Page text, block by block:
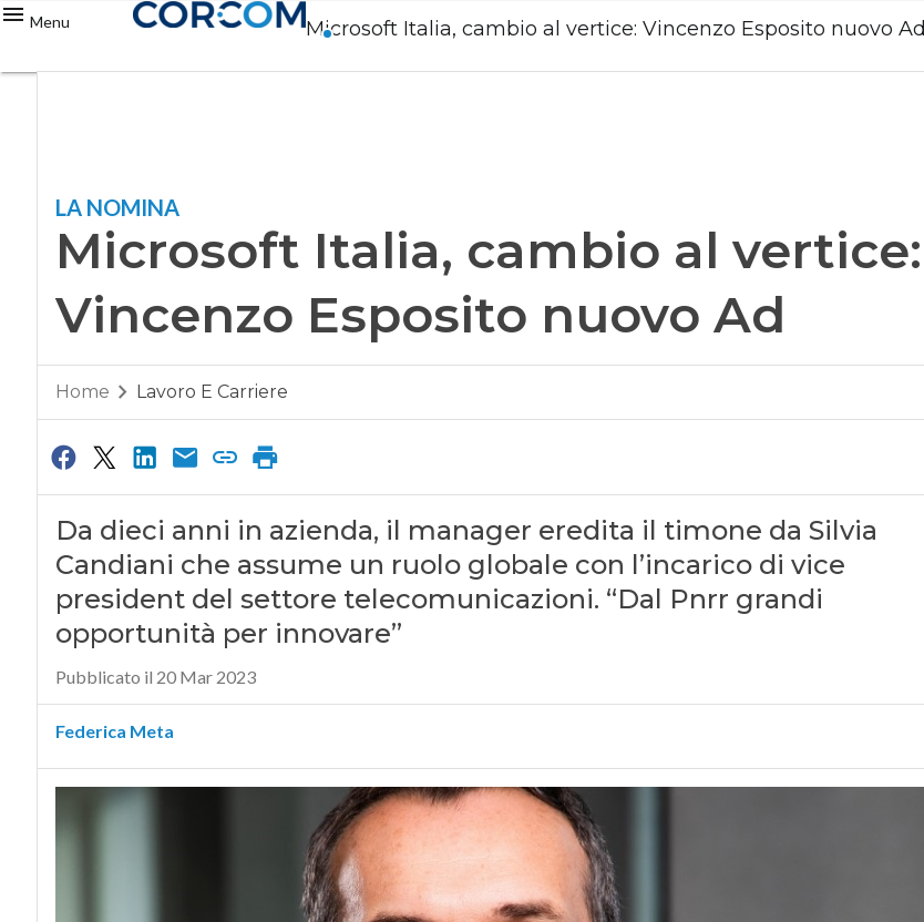
Menu Microsoft Italia, cambio al vertice: Vincenzo Esposito nuovo Ad
LA NOMINA
Microsoft Italia, cambio al vertice:
Vincenzo Esposito nuovo Ad
Home Lavoro E Carriere
Da dieci anni in azienda, il manager eredita il timone da Silvia
Candiani che assume un ruolo globale con l’incarico di vice
president del settore telecomunicazioni. “Dal Pnrr grandi
opportunità per innovare”
Pubblicato il 20 Mar 2023
Federica Meta